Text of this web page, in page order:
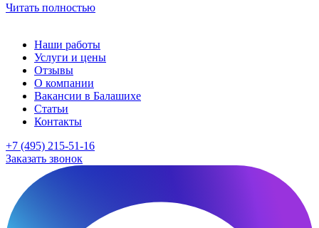
Читать полностью
Наши работы
Услуги и цены
Отзывы
О компании
Вакансии в Балашихе
Статьи
Контакты
+7 (495) 215-51-16
Заказать звонок